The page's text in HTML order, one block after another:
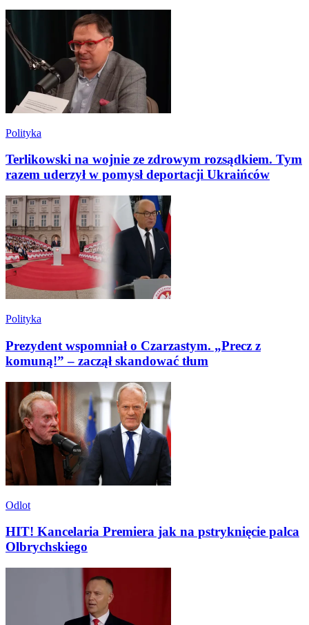
Polityka
Terlikowski na wojnie ze zdrowym rozsądkiem. Tym
razem uderzył w pomysł deportacji Ukraińców
Polityka
Prezydent wspomniał o Czarzastym. „Precz z
komuną!” – zaczął skandować tłum
Odlot
HIT! Kancelaria Premiera jak na pstryknięcie palca
Olbrychskiego